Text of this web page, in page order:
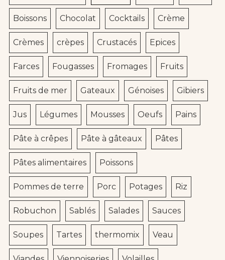
Boissons Chocolat Cocktails Crème
Crèmes crèpes Crustacés Epices
Farces Fougasses Fromages Fruits
Fruits de mer Gateaux Génoises Gibiers
Jus Légumes Mousses Oeufs Pains
Pâte à crêpes Pâte à gâteaux Pâtes
Pâtes alimentaires Poissons
Pommes de terre Porc Potages Riz
Robuchon Sablés Salades Sauces
Soupes Tartes thermomix Veau